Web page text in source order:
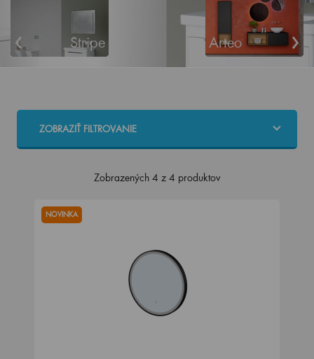
Stripe
‹ Arteo ›
ZOBRAZIŤ FILTROVANIE
Zobrazených 4 z 4 produktov
NOVINKA